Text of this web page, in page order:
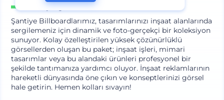
İçeriğinde 6 sahne
Şantiye Billboardlarımız, tasarımlarınızı inşaat alanlarında
sergilemeniz için dinamik ve foto-gerçekçi bir koleksiyon
sunuyor. Kolay özelleştirilen yüksek çözünürlüklü
görsellerden oluşan bu paket; inşaat işleri, mimari
tasarımlar veya bu alandaki ürünleri profesyonel bir
şekilde tantımanıza yardımcı oluyor. İnşaat reklamlarının
hareketli dünyasında öne çıkın ve konseptlerinizi görsel
hale getirin. Hemen kolları sıvayın!